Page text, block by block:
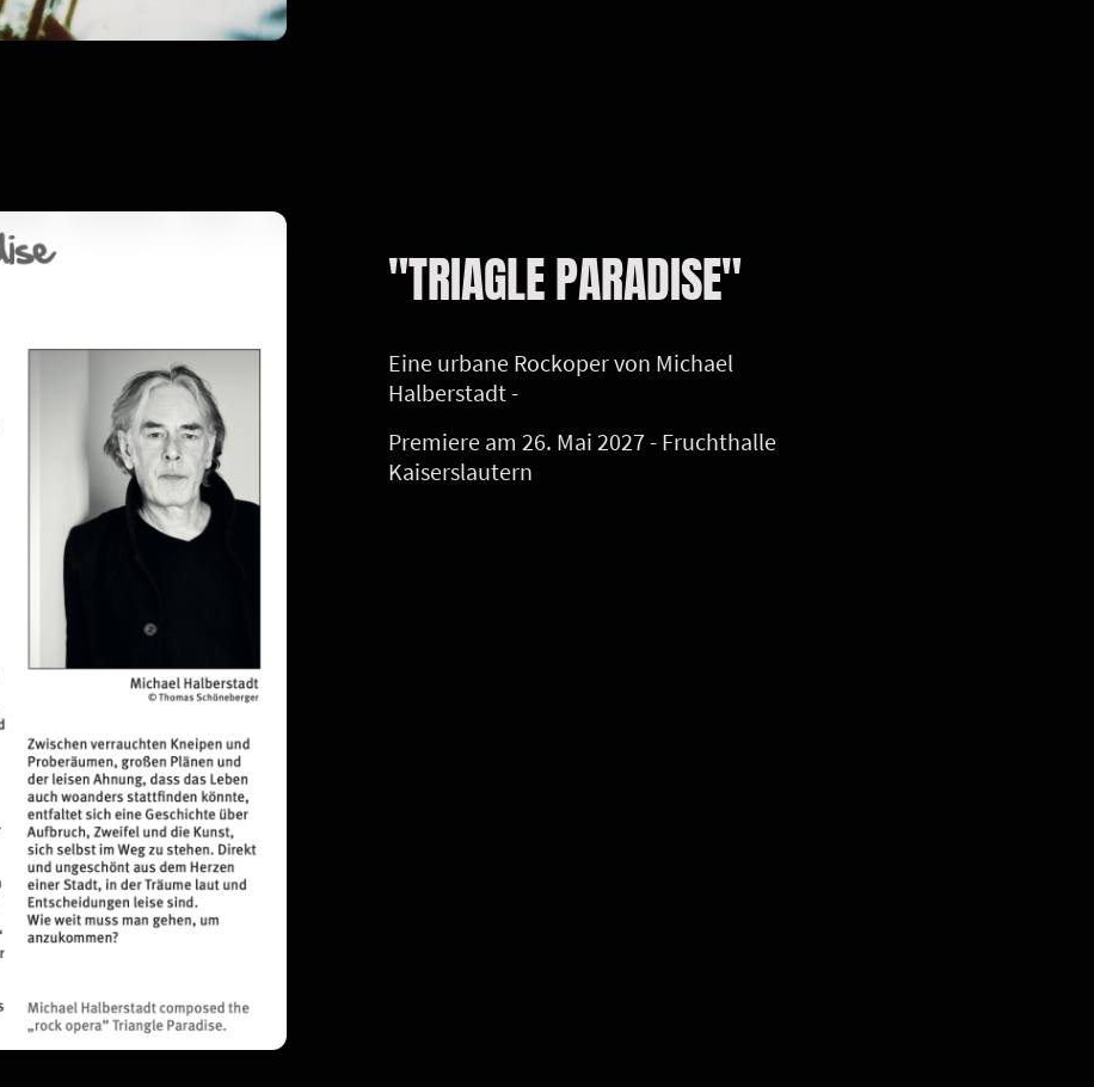
"TRIAGLE PARADISE"
Eine urbane Rockoper von Michael
Halberstadt -
Premiere am 26. Mai 2027 - Fruchthalle
Kaiserslautern